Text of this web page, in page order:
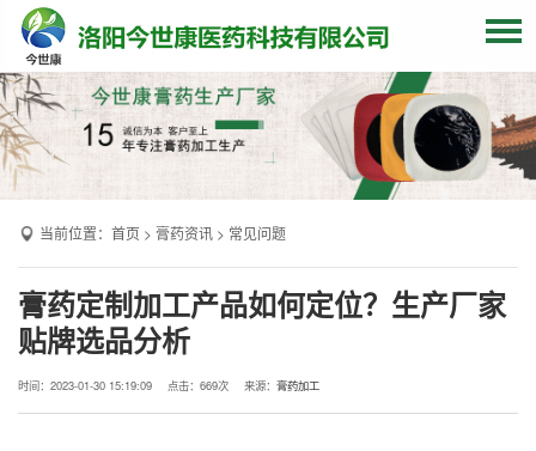
网站首页
关于我们
贴牌加工
当前位置： 首页 > 膏药资讯 > 常见问题
膏药定制加工产品如何定位？生产厂家
贴牌选品分析
时间：2023-01-30 15:19:09 点击： 669次 来源： 膏药加工